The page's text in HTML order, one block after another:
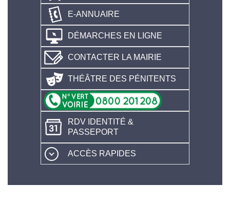
E-ANNUAIRE
DÉMARCHES EN LIGNE
CONTACTER LA MAIRIE
THÉÂTRE DES PÉNITENTS
RDV IDENTITÉ &
PASSEPORT
ACCÈS RAPIDES